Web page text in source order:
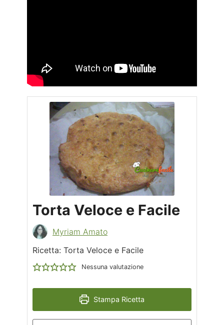
Torta Veloce e Facile
Myriam Amato
Ricetta: Torta Veloce e Facile
Nessuna valutazione
Stampa Ricetta